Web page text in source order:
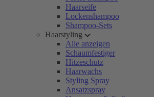
Haarseife
Lockenshampoo
Shampoo-Sets
Haarstyling
Alle anzeigen
Schaumfestiger
Hitzeschutz
Haarwachs
Styling Spray
Ansatzspray